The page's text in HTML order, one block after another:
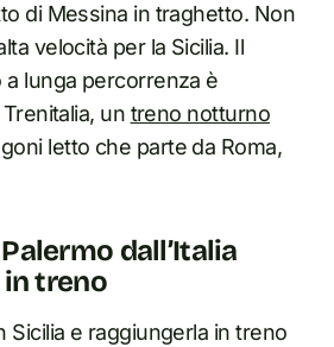
di Messina in traghetto. Non
velocità per la Sicilia. Il
lunga percorrenza è
un treno notturno
letto che parte da Roma,
dall’Italia
treno
Sicilia e raggiungerla in treno